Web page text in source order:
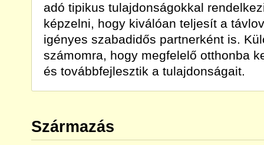
adó tipikus tulajdonságokkal
képzelni, hogy kiválóan teljesít a
igényes szabadidős partnerként is.
számomra, hogy megfelelő otthonba
és továbbfejlesztik a tulajdonságait.
Származás